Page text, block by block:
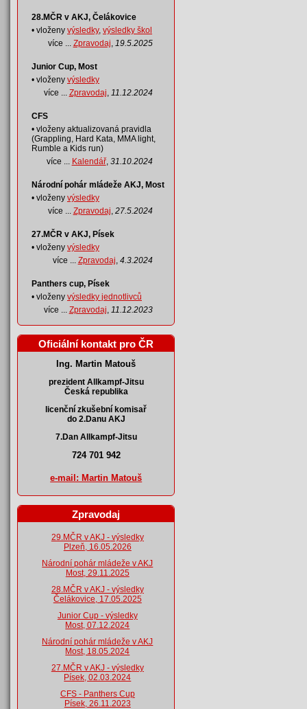
28.MČR v AKJ, Čelákovice
• vloženy výsledky, výsledky škol
více ... Zpravodaj, 19.5.2025
Junior Cup, Most
• vloženy výsledky
více ... Zpravodaj, 11.12.2024
CFS
• vloženy aktualizovaná pravidla
(Grappling, Hard Kata, MMA light,
Rumble a Kids run)
více ... Kalendář, 31.10.2024
Národní pohár mládeže AKJ, Most
• vloženy výsledky
více ... Zpravodaj, 27.5.2024
27.MČR v AKJ, Písek
• vloženy výsledky
více ... Zpravodaj, 4.3.2024
Panthers cup, Písek
• vloženy výsledky jednotlivců
více ... Zpravodaj, 11.12.2023
Oficiální kontakt pro ČR
Ing. Martin Matouš
prezident Allkampf-Jitsu
Česká republika
licenční zkušební komisař
do 2.Danu AKJ
7.Dan Allkampf-Jitsu
724 701 942
e-mail: Martin Matouš
Zpravodaj
29.MČR v AKJ - výsledky
Plzeň, 16.05.2026
Národní pohár mládeže v AKJ
Most, 29.11.2025
28.MČR v AKJ - výsledky
Čelákovice, 17.05.2025
Junior Cup - výsledky
Most, 07.12.2024
Národní pohár mládeže v AKJ
Most, 18.05.2024
27.MČR v AKJ - výsledky
Písek, 02.03.2024
CFS - Panthers Cup
Písek, 26.11.2023